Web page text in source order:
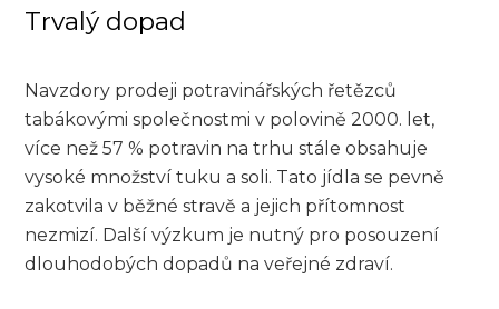
Trvalý dopad
Navzdory prodeji potravinářských řetězců
tabákovými společnostmi v polovině 2000. let,
více než 57 % potravin na trhu stále obsahuje
vysoké množství tuku a soli. Tato jídla se pevně
zakotvila v běžné stravě a jejich přítomnost
nezmizí. Další výzkum je nutný pro posouzení
dlouhodobých dopadů na veřejné zdraví.